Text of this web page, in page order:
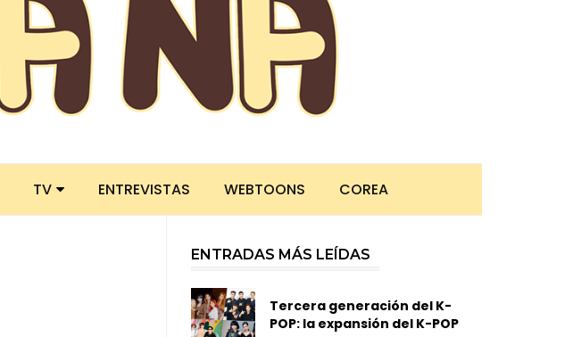
TV ENTREVISTAS WEBTOONS COREA
ENTRADAS MÁS LEÍDAS
Tercera generación del K-
POP: la expansión del K-POP